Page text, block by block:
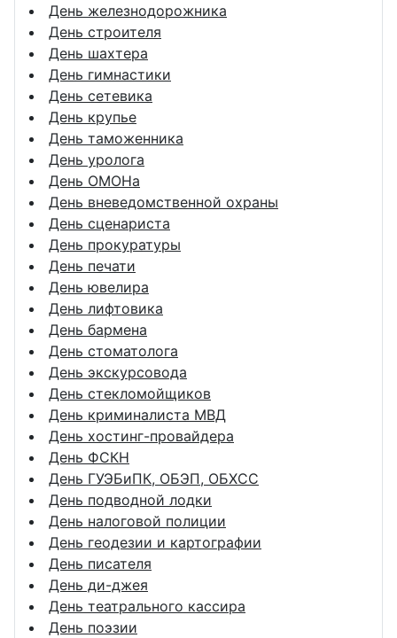
День железнодорожника
День строителя
День шахтера
День гимнастики
День сетевика
День крупье
День таможенника
День уролога
День ОМОНа
День вневедомственной охраны
День сценариста
День прокуратуры
День печати
День ювелира
День лифтовика
День бармена
День стоматолога
День экскурсовода
День стекломойщиков
День криминалиста МВД
День хостинг-провайдера
День ФСКН
День ГУЭБиПК, ОБЭП, ОБХСС
День подводной лодки
День налоговой полиции
День геодезии и картографии
День писателя
День ди-джея
День театрального кассира
День поэзии